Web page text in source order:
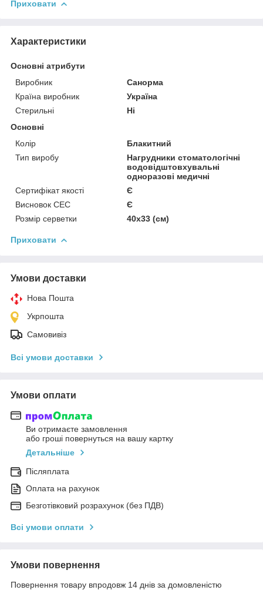
Приховати
Характеристики
Основні атрибути
Виробник
Санорма
Країна виробник
Україна
Стерильні
Ні
Основні
Колір
Блакитний
Тип виробу
Нагрудники стоматологічні
водовідштовхувальні
одноразові медичні
Сертифікат якості
Є
Висновок СЕС
Є
Розмір серветки
40х33 (см)
Приховати
Умови доставки
Нова Пошта
Укрпошта
Самовивіз
Всі умови доставки
Умови оплати
Ви отримаєте замовлення
або гроші повернуться на вашу картку
Детальніше
Післяплата
Оплата на рахунок
Безготівковий розрахунок (без ПДВ)
Всі умови оплати
Умови повернення
Повернення товару впродовж 14 днів за домовленістю